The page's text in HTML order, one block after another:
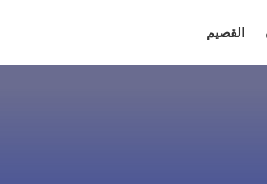
القصيم